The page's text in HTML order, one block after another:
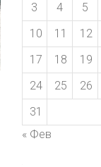
3
4 5
10
11 12
17
18 19
24
25 26
31
« Фев